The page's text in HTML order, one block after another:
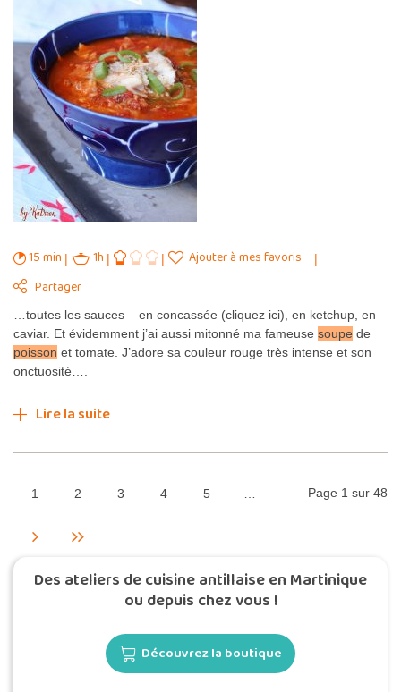
15 min 1h
Ajouter à mes favoris
Partager
…toutes les sauces – en concassée (cliquez ici), en ketchup, en
caviar. Et évidemment j’ai aussi mitonné ma fameuse soupe de
poisson et tomate. J’adore sa couleur rouge très intense et son
onctuosité….
Lire la suite
Page 1 sur 48
1 2 3 4 5
Des ateliers de cuisine antillaise en Martinique
ou depuis chez vous !
Découvrez la boutique